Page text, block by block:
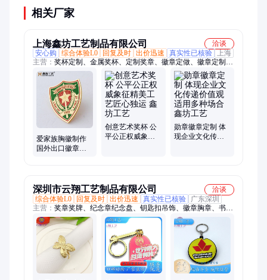
相关厂家
上海鑫坊工艺制品有限公司
洽谈
安心购
综合体验L0 回复及时 出价迅速 真实性已核验
上海
主营： 奖杯定制、金属奖杯、定制奖章、徽章定做、徽章定制、
徽章、企业珐琅徽章、珐琅徽章、定制徽章勋章、专业定做徽
章、金属徽章、锌合金徽章、金属荣誉徽章、马拉松奖牌、钥匙
扣订做、胸牌、奖章、奖牌、纪念章、钥匙扣、奖杯、校徽、铜
牌、个性纪念章、创意旅游胸章
爱家族胸徽制作
国外出口徽章定
创意艺术奖杯 公
平公正权威象征
勋章徽章定制 体
现企业文化传递
深圳市云翔工艺制品有限公司
洽谈
综合体验L0
回复及时 出价迅速 真实性已核验
广东深圳
主营： 奖章奖牌、纪念章纪念盘、钥匙扣吊饰、徽章胸章、书签
书签片、金属标牌挂牌、车标胸标